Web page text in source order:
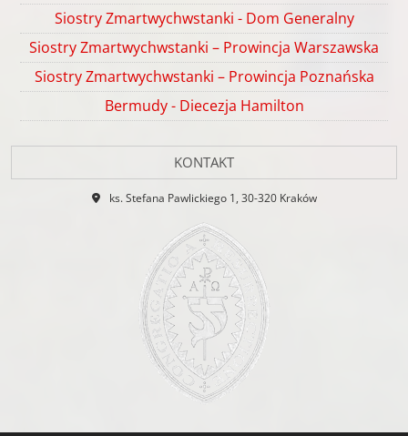
Siostry Zmartwychwstanki - Dom Generalny
Siostry Zmartwychwstanki – Prowincja Warszawska
Siostry Zmartwychwstanki – Prowincja Poznańska
Bermudy - Diecezja Hamilton
KONTAKT
ks. Stefana Pawlickiego 1, 30-320 Kraków